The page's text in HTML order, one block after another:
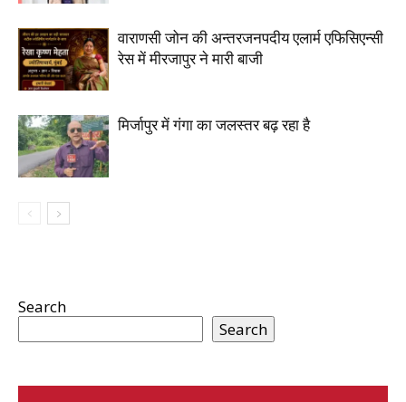
वाराणसी जोन की अन्तरजनपदीय एलार्म एफिसिएन्सी
रेस में मीरजापुर ने मारी बाजी
मिर्जापुर में गंगा का जलस्तर बढ़ रहा है
Search
Search